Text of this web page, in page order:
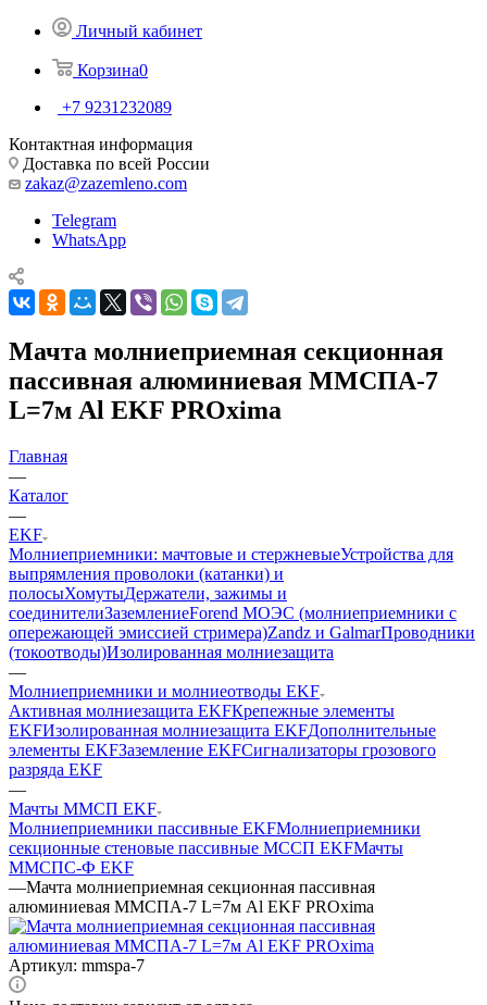
Личный кабинет
Корзина0
+7 9231232089
Контактная информация
Доставка по всей России
zakaz@zazemleno.com
Telegram
WhatsApp
Мачта молниеприемная секционная
пассивная алюминиевая ММСПА-7
L=7м Al EKF PROxima
Главная
—
Каталог
—
EKF
Молниеприемники: мачтовые и стержневыеУстройства для
выпрямления проволоки (катанки) и
полосыХомутыДержатели, зажимы и
соединителиЗаземлениеForend МОЭС (молниеприемники с
опережающей эмиссией стримера)Zandz и GalmarПроводники
(токоотводы)Изолированная молниезащита
—
Молниеприемники и молниеотводы EKF
Активная молниезащита EKFКрепежные элементы
EKFИзолированная молниезащита EKFДополнительные
элементы EKFЗаземление EKFСигнализаторы грозового
разряда EKF
—
Мачты ММСП EKF
Молниеприемники пассивные EKFМолниеприемники
секционные стеновые пассивные МССП EKFМачты
ММСПС-Ф EKF
—Мачта молниеприемная секционная пассивная
алюминиевая ММСПА-7 L=7м Al EKF PROxima
Артикул: mmspa-7